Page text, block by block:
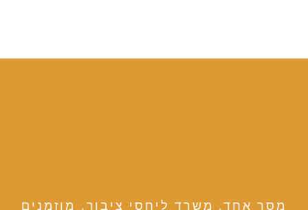
מסר אחד, משרד ליחסי ציבור. מוזמנים